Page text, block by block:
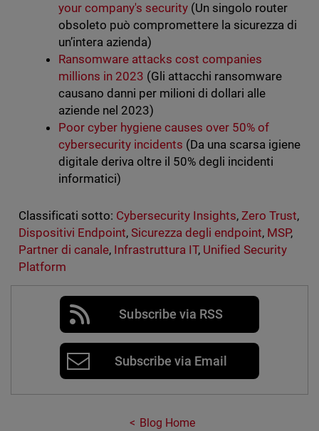
your company's security(Un singolo router
obsoleto può compromettere la sicurezza di
un’intera azienda)
Ransomware attacks cost companies
millions in 2023 (Gli attacchi ransomware
causano danni per milioni di dollari alle
aziende nel 2023)
Poor cyber hygiene causes over 50% of
cybersecurity incidents (Da una scarsa igiene
digitale deriva oltre il 50% degli incidenti
informatici)
Classificati sotto: Cybersecurity Insights,Zero Trust,
Dispositivi Endpoint, Sicurezza degli endpoint, MSP,
Partner di canale, Infrastruttura IT, Unified Security
Platform
Subscribe via RSS
Subscribe via Email
Blog Home